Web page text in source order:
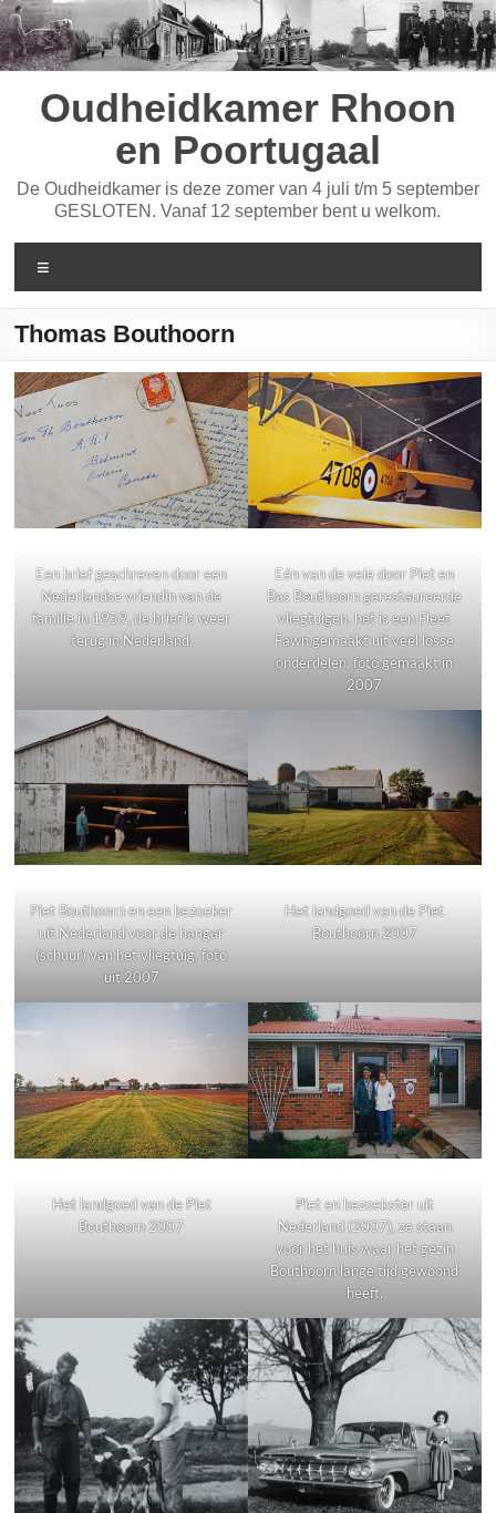
Ga
naar
de
inhoud
Oudheidkamer Rhoon
en Poortugaal
De Oudheidkamer is deze zomer van 4 juli t/m 5 september
GESLOTEN. Vanaf 12 september bent u welkom.
Thomas Bouthoorn
Een brief geschreven door een
Nederlandse vriendin van de
familie in 1959, de brief is weer
terug in Nederland.
Eén van de vele door Piet en
Bas Bouthoorn gerestaureerde
vliegtuigen. het is een Fleet
Fawn gemaakt uit veel losse
onderdelen. foto gemaakt in
2007
Piet Bouthoorn en een bezoeker
uit Nederland voor de hangar
(schuur) van het vliegtuig. foto
uit 2007
Het landgoed van de Piet
Bouthoorn 2007
Het landgoed van de Piet
Bouthoorn 2007
Piet en bezoekster uit
Nederland (2007), ze staan
voor het huis waar het gezin
Bouthoorn lange tijd gewoond
heeft.